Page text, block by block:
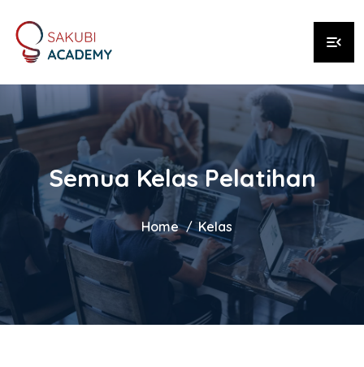
menu_open
Semua Kelas Pelatihan
Home Kelas